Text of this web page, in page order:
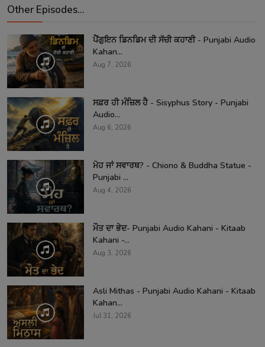
Other Episodes...
ਪੈਂਗੁਇਨ ਡਿਨਡਿਮ ਦੀ ਸੱਚੀ ਕਹਾਣੀ - Punjabi Audio
Kahan...
Aug 7, 2026
ਸਫ਼ਰ ਹੀ ਮੰਜ਼ਿਲ ਹੈ - Sisyphus Story - Punjabi
Audio...
Aug 6, 2026
ਮੋਹ ਜਾਂ ਸਵਾਰਥ? - Chiono & Buddha Statue -
Punjabi ...
Aug 4, 2026
ਮੌਤ ਦਾ ਭੇਦ- Punjabi Audio Kahani - Kitaab
Kahani -...
Aug 3, 2026
Asli Mithas - Punjabi Audio Kahani - Kitaab
Kahan...
Jul 31, 2026